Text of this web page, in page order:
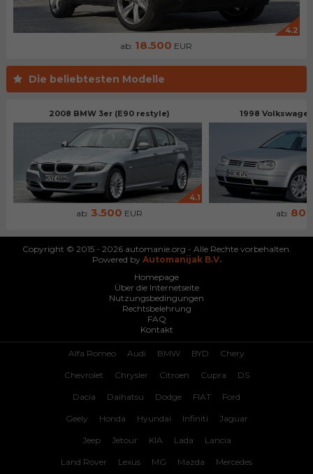
4.2
ab: 18.500 EUR
Die beliebtesten Modelle
2008 BMW 3er (E90 restyle)
4.1
ab: 3.500 EUR
1998
ab: 800
Copyright © 2015 - 2026 automanie.org - Alle Rechte vorbehalten.
Powered by Automanijak B.V.
Homepage
Über die Internetseite
Nutzungsbedingungen
Rechtsbelehrung
FAQ
Kontakt
Alfa Romeo Audi BMW BYD Chery
Chevrolet Chrysler Citroen Cupra DS
Dacia Daihatsu Dodge FIAT Ford
Geely Honda Hyundai Infiniti Jaguar
Jeep Jetour KIA Lada Lancia
Land Rover Lexus MG Mazda Mercedes